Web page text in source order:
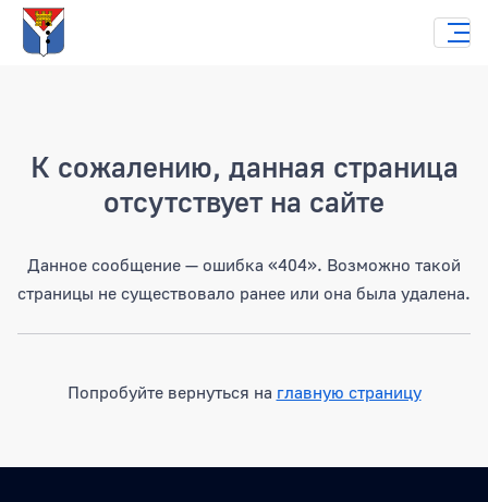
К сожалению, данная страница
отсутствует на сайте
Данное сообщение — ошибка «404». Возможно такой
страницы не существовало ранее или она была удалена.
Попробуйте вернуться на главную страницу